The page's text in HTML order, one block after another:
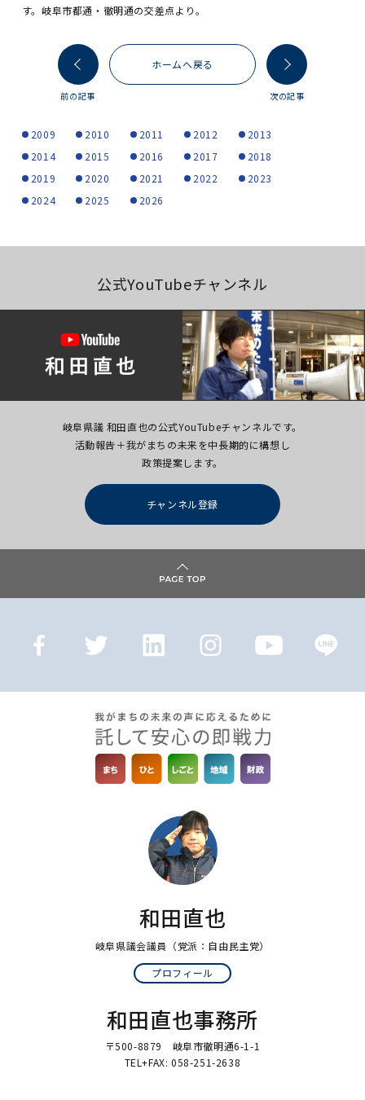
す。岐阜市都通・徹明通の交差点より。
前の記事
ホームへ戻る
次の記事
2009 2010 2011 2012
2013
2014
2015 2016 2017
2018
2019
2020 2021 2022
2023
2024
2025 2026
公式YouTubeチャンネル
岐阜県議 和田直也の公式YouTubeチャンネルです。
活動報告＋我がまちの未来を中長期的に構想し
政策提案します。
チャンネル登録
和田直也
岐阜県議会議員 （党派：自由民主党）
プロフィール
和田直也事務所
〒500-8879 岐阜市徹明通6-1-1
TEL+FAX: 058-251-2638